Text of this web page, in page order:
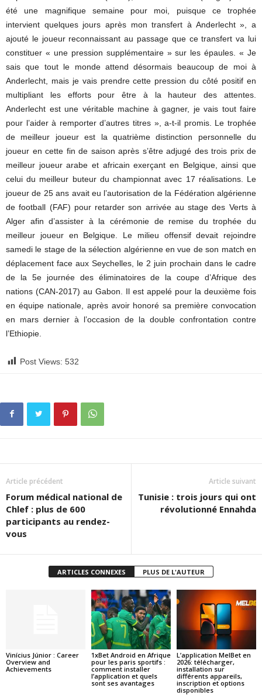
été une magnifique semaine pour moi, puisque ce trophée
intervient quelques jours après mon transfert à Anderlecht », a
ajouté le joueur reconnaissant au passage que ce transfert va lui
constituer « une pression supplémentaire » sur les épaules. « Je
sais que tout le monde attend désormais beaucoup de moi à
Anderlecht, mais je vais prendre cette pression du côté positif en
multipliant les efforts pour être à la hauteur des attentes.
Anderlecht est une véritable machine à gagner, je vais tout faire
pour l’aider à remporter d’autres titres », a-t-il promis. Le trophée
de meilleur joueur est la quatrième distinction personnelle du
joueur en cette fin de saison après s’être adjugé des trois prix de
meilleur joueur arabe et africain exerçant en Belgique, ainsi que
celui du meilleur buteur du championnat avec 17 réalisations. Le
joueur de 25 ans avait eu l’autorisation de la Fédération algérienne
de football (FAF) pour retarder son arrivée au stage des Verts à
Alger afin d’assister à la cérémonie de remise du trophée du
meilleur joueur en Belgique. Le milieu offensif devait rejoindre
samedi le stage de la sélection algérienne en vue de son match en
déplacement face aux Seychelles, le 2 juin prochain dans le cadre
de la 5e journée des éliminatoires de la coupe d’Afrique des
nations (CAN-2017) au Gabon. Il est appelé pour la deuxième fois
en équipe nationale, après avoir honoré sa première convocation
en mars dernier à l’occasion de la double confrontation contre
l’Ethiopie.
Post Views: 532
Article précédent
Forum médical national de
Chlef : plus de 600
participants au rendez-
vous
Article suivant
Tunisie : trois jours qui ont
révolutionné Ennahda
ARTICLES CONNEXES PLUS DE L'AUTEUR
Vinícius Júnior : Career
Overview and
Achievements
1xBet Android en Afrique
pour les paris sportifs :
comment installer
l’application et quels
sont ses avantages
L’application MelBet en
2026: télécharger,
installation sur
différents appareils,
inscription et options
disponibles